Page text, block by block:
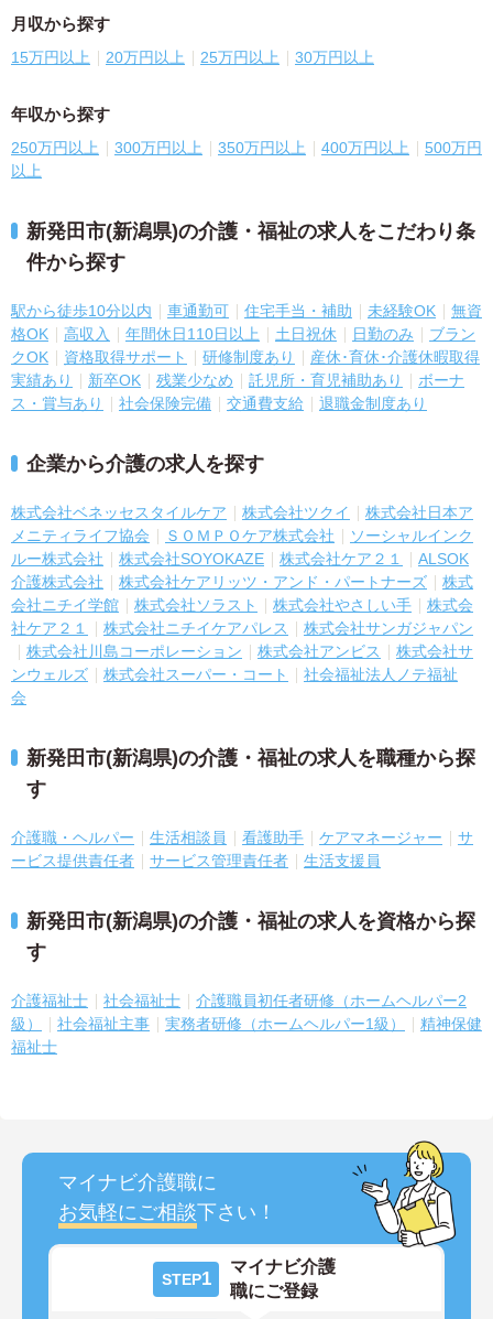
月収から探す
15万円以上 20万円以上 25万円以上 30万円以上
年収から探す
250万円以上 300万円以上 350万円以上 400万円以上
500万円
以上
新発田市(新潟県)の介護・福祉の求人をこだわり条
件から探す
駅から徒歩10分以内 車通勤可 住宅手当・補助 未経験OK
無資
格OK
高収入 年間休日110日以上 土日祝休 日勤のみ
ブラン
クOK
資格取得サポート 研修制度あり
産休･育休･介護休暇取得
実績あり
新卒OK 残業少なめ 託児所・育児補助あり
ボーナ
ス・賞与あり
社会保険完備 交通費支給 退職金制度あり
企業から介護の求人を探す
株式会社ベネッセスタイルケア 株式会社ツクイ
株式会社日本ア
メニティライフ協会
ＳＯＭＰＯケア株式会社
ソーシャルインク
ルー株式会社
株式会社SOYOKAZE 株式会社ケア２１
ALSOK
介護株式会社
株式会社ケアリッツ・アンド・パートナーズ
株式
会社ニチイ学館
株式会社ソラスト 株式会社やさしい手
株式会
社ケア２１
株式会社ニチイケアパレス
株式会社サンガジャパン
株式会社川島コーポレーション
株式会社アンビス
株式会社サ
ンウェルズ
株式会社スーパー・コート
社会福祉法人ノテ福祉
会
新発田市(新潟県)の介護・福祉の求人を職種から探
す
介護職・ヘルパー 生活相談員 看護助手 ケアマネージャー
サ
ービス提供責任者
サービス管理責任者 生活支援員
新発田市(新潟県)の介護・福祉の求人を資格から探
す
介護福祉士 社会福祉士
介護職員初任者研修（ホームヘルパー2
級）
社会福祉主事 実務者研修（ホームヘルパー1級）
精神保健
福祉士
マイナビ介護職に
お気軽にご相談下さい！
STEP1
マイナビ介護
職にご登録